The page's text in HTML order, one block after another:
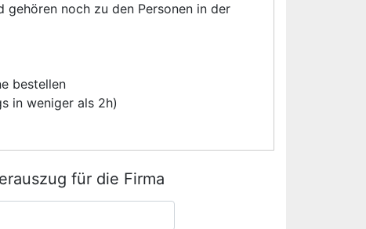
gehören noch zu den Personen in der
bestellen
in weniger als 2h)
für die Firma